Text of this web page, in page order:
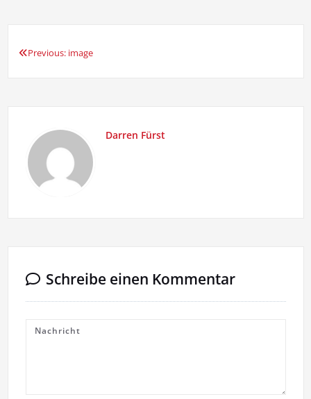
Beitragsnavigation
Previous: image
Darren Fürst
Schreibe einen Kommentar